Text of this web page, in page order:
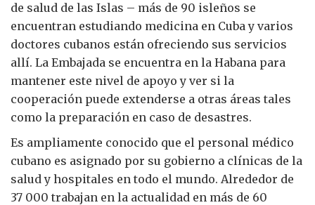
de salud de las Islas – más de 90 isleños se
encuentran estudiando medicina en Cuba y varios
doctores cubanos están ofreciendo sus servicios
allí. La Embajada se encuentra en la Habana para
mantener este nivel de apoyo y ver si la
cooperación puede extenderse a otras áreas tales
como la preparación en caso de desastres.
Es ampliamente conocido que el personal médico
cubano es asignado por su gobierno a clínicas de la
salud y hospitales en todo el mundo. Alrededor de
37 000 trabajan en la actualidad en más de 60